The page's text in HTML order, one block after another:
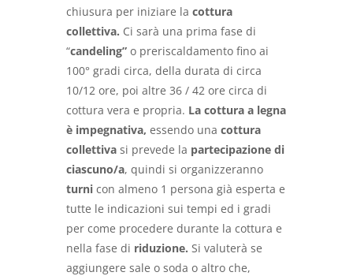
chiusura per iniziare la cottura
collettiva. Ci sarà una prima fase di
“candeling” o preriscaldamento fino ai
100° gradi circa, della durata di circa
10/12 ore, poi altre 36 / 42 ore circa di
cottura vera e propria. La cottura a legna
è impegnativa, essendo una cottura
collettiva si prevede la partecipazione di
ciascuno/a, quindi si organizzeranno
turni con almeno 1 persona già esperta e
tutte le indicazioni sui tempi ed i gradi
per come procedere durante la cottura e
nella fase di riduzione. Si valuterà se
aggiungere sale o soda o altro che,